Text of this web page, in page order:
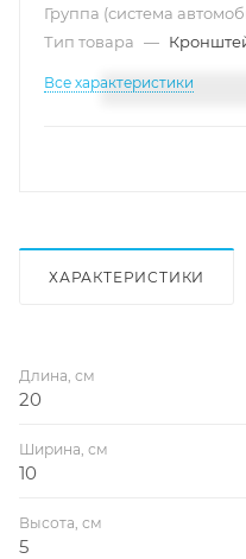
Группа (система
Тип товара —
Все характеристики
ХАРАКТЕРИСТИКИ
Длина, см
20
Ширина, см
10
Высота, см
5